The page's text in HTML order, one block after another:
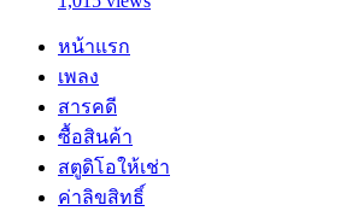
หน้าแรก
เพลง
สารคดี
ซื้อสินค้า
สตูดิโอให้เช่า
ค่าลิขสิทธิ์